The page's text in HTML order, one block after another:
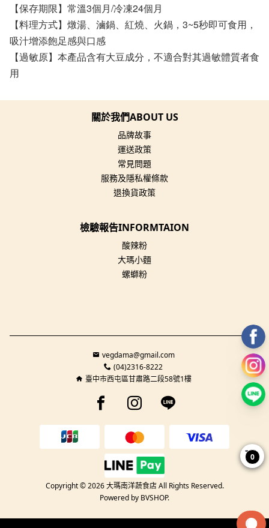
【保存期限】常溫3個月/冷凍24個月
【料理方式】燉湯、滷鍋、紅燒、火鍋，3~5秒即可食用，
吸汁增添飽足感與口感
【過敏原】本產品含有大豆成分，不適合對其過敏體質者食
用
關於我們ABOUT US
品牌故事
運送政策
常見問題
服務及隱私權條款
退換貨政策
檢驗報告INFORMTAION
酸辣粉
大瑪小麵
螺螄粉
vegdama@gmail.com
(04)2316-8222
臺中市西屯區甘肅路二段58號1樓
Facebook page
Instagram page
Line page
Copyright © 2026 大瑪南洋蔬食店 All Rights Reserved.
Powered by BVSHOP.
0